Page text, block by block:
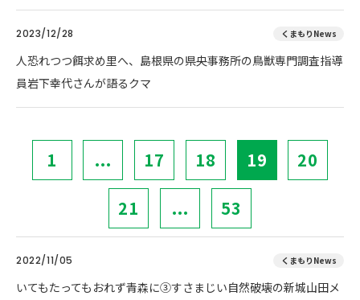
2023/12/28 くまもりNews
人恐れつつ餌求め里へ、島根県の県央事務所の鳥獣専門調査指導
員岩下幸代さんが語るクマ
1 ... 17 18 19 20
21 ... 53
2022/11/05 くまもりNews
いてもたってもおれず青森に③すさまじい自然破壊の新城山田メ